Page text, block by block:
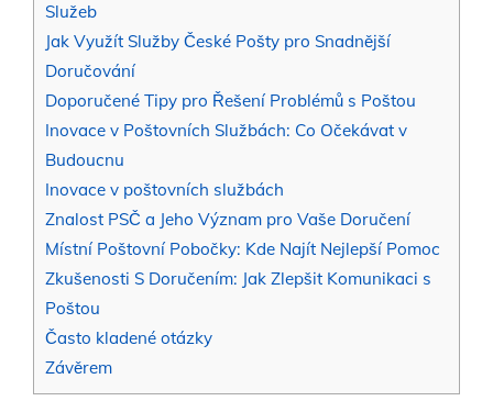
Služeb
Jak Využít Služby České Pošty pro Snadnější
Doručování
Doporučené Tipy pro Řešení Problémů s Poštou
Inovace v Poštovních Službách: Co Očekávat v
Budoucnu
Inovace v poštovních službách
Znalost PSČ a Jeho Význam pro Vaše Doručení
Místní Poštovní Pobočky: Kde Najít Nejlepší Pomoc
Zkušenosti S Doručením: Jak Zlepšit Komunikaci s
Poštou
Často kladené otázky
Závěrem